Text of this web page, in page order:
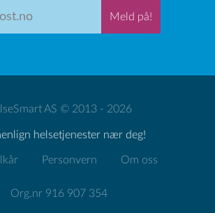
Meld på!
AS © 2013 - 2026
helsetjenester nær deg!
Personvern Om oss
Org.nr 916 907 354